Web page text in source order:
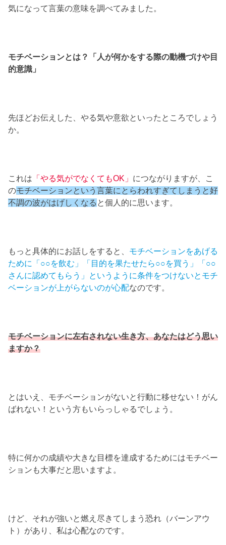
気になって言葉の意味を調べてみました。
モチベーションとは？「人が何かをする際の動機づけや目
的意識」
先ほどお伝えした、やる気や意欲といったところでしょう
か。
これは 「やる気がでなくてもOK」 につながりますが、こ
のモチベーションという言葉にとらわれすぎてしまうと好
不調の波がはげしくなる と個人的に思います。
もっと具体的にお話しをすると、 モチベーションをあげる
ために「○○を飲む」「目的を果たせたら○○を買う」「○○
さんに認めてもらう」というように条件をつけないとモチ
ベーションが上がらないのが心配なのです。
モチベーションに左右されない生き方、あなたはどう思い
ますか？
とはいえ、モチベーションがないと行動に移せない！がん
ばれない！という方もいらっしゃるでしょう。
特に何かの成績や大きな目標を達成するためにはモチベー
ションも大事だと思いますよ。
けど、それが強いと燃え尽きてしまう恐れ（バーンアウ
ト）があり、私は心配なのです。